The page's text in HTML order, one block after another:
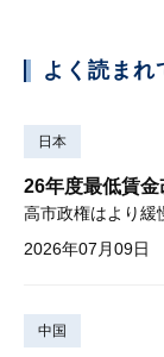
よく読まれ
日本
26年度最低賃
2026年07月09日
中国